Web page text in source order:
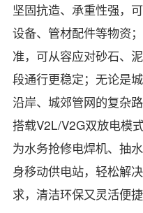
坚固抗造、承重性强，
设备、管材配件等物资
准，可从容应对砂石、
段通行更稳定；无论是
沿岸、城郊管网的复杂
搭载V2L/V2G双放电模
为水务抢修电焊机、抽
身移动供电站，轻松解
求，清洁环保又灵活便捷